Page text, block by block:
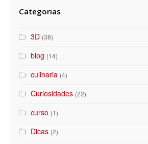
Categorias
3D (38)
blog (14)
culinaria (4)
Curiosidades (22)
curso (1)
Dicas (2)